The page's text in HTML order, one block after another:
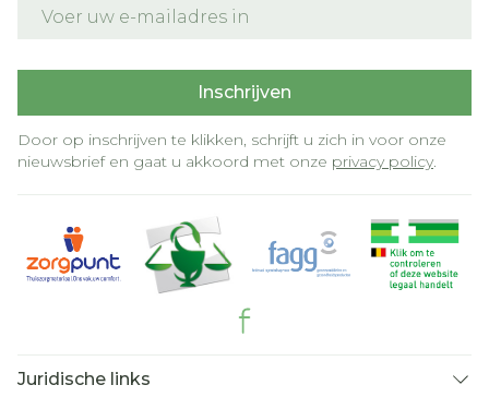
Inschrijven
Door op inschrijven te klikken, schrijft u zich in voor onze
nieuwsbrief en gaat u akkoord met onze privacy policy.
Juridische links